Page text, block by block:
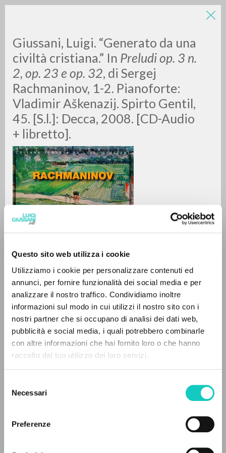
Questo sito web utilizza i cookie
Utilizziamo i cookie per personalizzare contenuti ed
annunci, per fornire funzionalità dei social media e per
analizzare il nostro traffico. Condividiamo inoltre
informazioni sul modo in cui utilizzi il nostro sito con i
nostri partner che si occupano di analisi dei dati web,
pubblicità e social media, i quali potrebbero combinarle
con altre informazioni che hai fornito loro o che hanno
raccolto dal tuo utilizzo dei loro servizi.
delNecessari
Preferenze
Giussani, Luigi. “Generato da una
civiltà cristiana.” In Preludi op. 3 n.
2, op. 23 e op. 32, di Sergej
Rachmaninov, 1-2. Pianoforte:
Vladimir Aškenazij. Spirto Gentil,
45. [S.l.]: Decca, 2008. [CD-Audio
+ libretto].
Giussani Luigi Author
Rachmaninov SergejComposer
DECCA
Italian
2008
Pages: 2
0RESULTS FOUND
MORE RESULTS
THE PROJECT
The portal collects and gives access to the
writings of Luigi Giussani: nearly 5,000
bibliographic references, full texts in 5
languages, and dedicated thematic sections.